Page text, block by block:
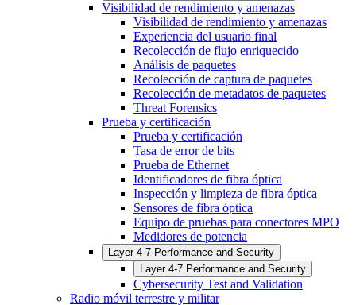
Visibilidad de rendimiento y amenazas
Visibilidad de rendimiento y amenazas
Experiencia del usuario final
Recolección de flujo enriquecido
Análisis de paquetes
Recolección de captura de paquetes
Recolección de metadatos de paquetes
Threat Forensics
Prueba y certificación
Prueba y certificación
Tasa de error de bits
Prueba de Ethernet
Identificadores de fibra óptica
Inspección y limpieza de fibra óptica
Sensores de fibra óptica
Equipo de pruebas para conectores MPO
Medidores de potencia
Layer 4-7 Performance and Security
Layer 4-7 Performance and Security
Cybersecurity Test and Validation
Radio móvil terrestre y militar